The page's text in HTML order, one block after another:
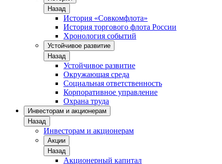
Назад
История «Совкомфлота»
История торгового флота России
Хронология событий
Устойчивое развитие
Назад
Устойчивое развитие
Окружающая среда
Социальная ответственность
Корпоративное управление
Охрана труда
Инвесторам и акционерам
Назад
Инвесторам и акционерам
Акции
Назад
Акционерный капитал